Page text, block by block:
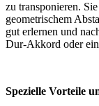
zu transponieren.
geometrischem
gut erlernen und
Dur-Akkord oder ein
Spezielle Vorteile